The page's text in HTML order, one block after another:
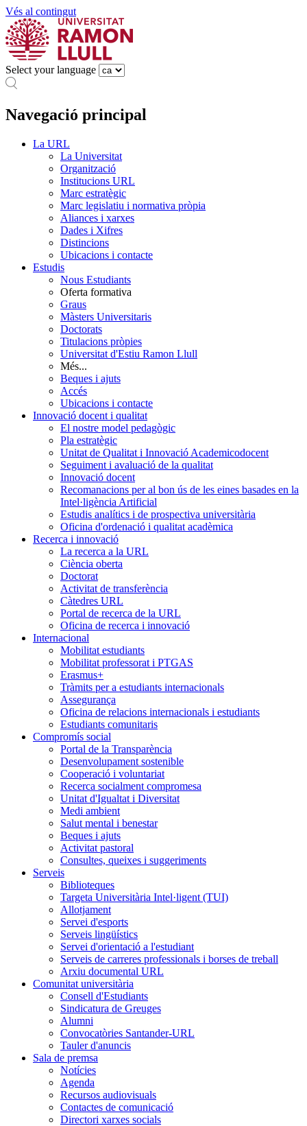
Vés al contingut
Select your language
Navegació principal
La URL
La Universitat
Organització
Institucions URL
Marc estratègic
Marc legislatiu i normativa pròpia
Aliances i xarxes
Dades i Xifres
Distincions
Ubicacions i contacte
Estudis
Nous Estudiants
Oferta formativa
Graus
Màsters Universitaris
Doctorats
Titulacions pròpies
Universitat d'Estiu Ramon Llull
Més...
Beques i ajuts
Accés
Ubicacions i contacte
Innovació docent i qualitat
El nostre model pedagògic
Pla estratègic
Unitat de Qualitat i Innovació Academicodocent
Seguiment i avaluació de la qualitat
Innovació docent
Recomanacions per al bon ús de les eines basades en la
Intel·ligència Artificial
Estudis analítics i de prospectiva universitària
Oficina d'ordenació i qualitat acadèmica
Recerca i innovació
La recerca a la URL
Ciència oberta
Doctorat
Activitat de transferència
Càtedres URL
Portal de recerca de la URL
Oficina de recerca i innovació
Internacional
Mobilitat estudiants
Mobilitat professorat i PTGAS
Erasmus+
Tràmits per a estudiants internacionals
Assegurança
Oficina de relacions internacionals i estudiants
Estudiants comunitaris
Compromís social
Portal de la Transparència
Desenvolupament sostenible
Cooperació i voluntariat
Recerca socialment compromesa
Unitat d'Igualtat i Diversitat
Medi ambient
Salut mental i benestar
Beques i ajuts
Activitat pastoral
Consultes, queixes i suggeriments
Serveis
Biblioteques
Targeta Universitària Intel·ligent (TUI)
Allotjament
Servei d'esports
Serveis lingüístics
Servei d'orientació a l'estudiant
Serveis de carreres professionals i borses de treball
Arxiu documental URL
Comunitat universitària
Consell d'Estudiants
Sindicatura de Greuges
Alumni
Convocatòries Santander-URL
Tauler d'anuncis
Sala de premsa
Notícies
Agenda
Recursos audiovisuals
Contactes de comunicació
Directori xarxes socials